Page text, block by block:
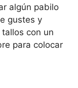
algún pabilo
gustes y
con un
para colocar